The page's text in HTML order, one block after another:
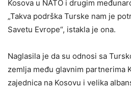
Kosova u NATO i drugim
„Takva podrška Turske nam je
Savetu Evrope“, istakla je ona.
Naglasila je da su odnosi sa
zemlja među glavnim partnerima
zajednica na Kosovu i velika